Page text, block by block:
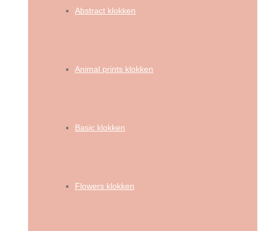
Abstract klokken
Animal prints klokken
Basic klokken
Flowers klokken